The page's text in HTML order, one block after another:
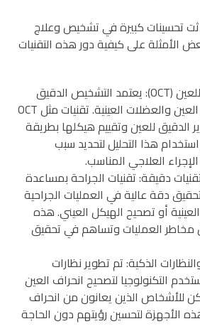
تحسينات كبيرة في تشخيص وعلاج
الأمثلة على كيفية دور هذه التقنيات
التصوير الشبكي للعين (OCT): يعتمد التشخيص الدقيق
على فهم هيكل العين والعضلات العينية. تقنيات مثل OCT
الدقيق للعين وتقييم هيكلها بطريقة
هذا التحليل لتحديد سبب
العلاجي المناسب.
دقيقة: تقنيات الجراحة بمساعدة
دقة عالية في العمليات الجراحية
أو تصحيح الهيكل العيني. هذه
مخاطر العمليات وتساهم في تحقيق
الذكية: تم تطوير نظارات
التكنولوجيا لتصحيح انحراف العين
للأشخاص الذين يعانون من انحراف
الأجهزة لتحسين رؤيتهم دون الحاجة